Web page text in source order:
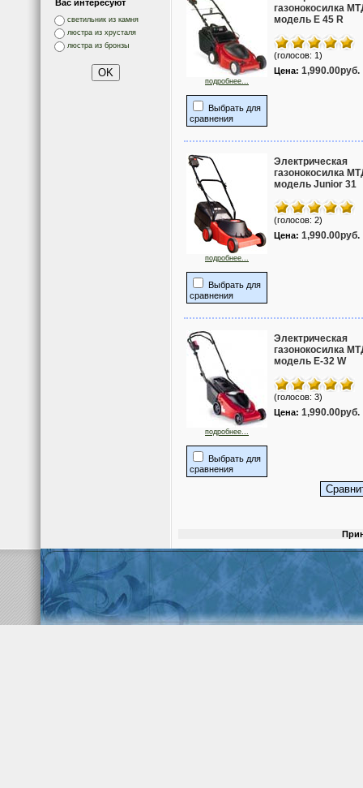
Вас интересуют
светильник из камня
люстра из хрусталя
люстра из бронзы
подробнее...
Выбрать для
сравнения
газонокосилка
модель E 45 R
(голосов: 1)
Цена: 1,990.00руб.
подробнее...
Выбрать для
сравнения
Электрическая
газонокосилка
модель Junior 31
(голосов: 2)
Цена: 1,990.00руб.
подробнее...
Выбрать для
сравнения
Электрическая
газонокосилка
модель Е-32 W
(голосов: 3)
Цена: 1,990.00руб.